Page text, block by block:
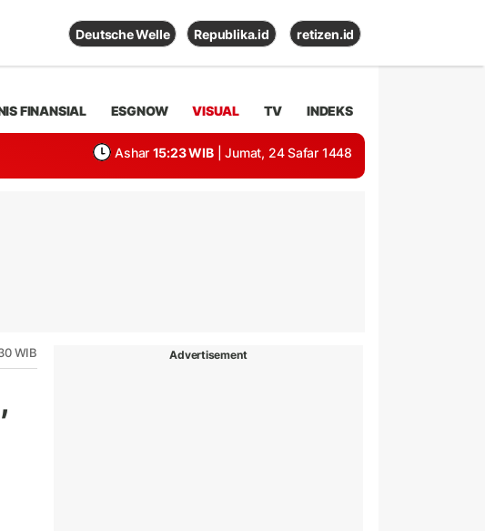
Deutsche Welle Republika.id retizen.id
FINANSIAL ESGNOW VISUAL TV INDEKS
Ashar 15:23 WIB | Jumat, 24 Safar 1448
WIB Advertisement